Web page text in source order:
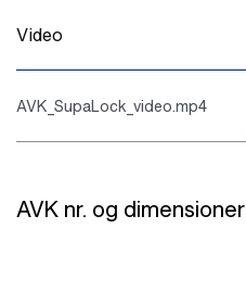
Video
AVK_SupaLock_video.mp4
AVK nr. og dimensioner